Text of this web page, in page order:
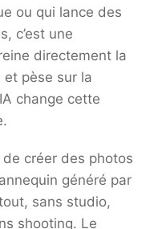
ou qui lance des
c’est une
directement la
pèse sur la
change cette
créer des photos
généré par
sans studio,
shooting. Le